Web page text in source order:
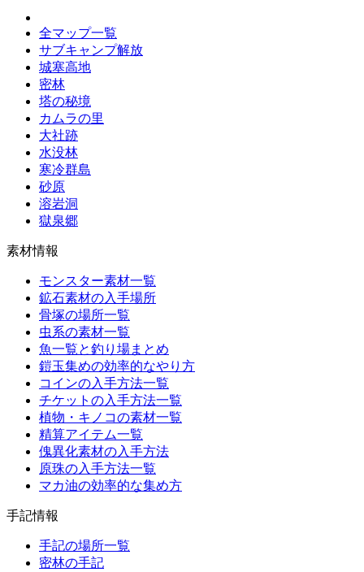
全マップ一覧
サブキャンプ解放
城塞高地
密林
塔の秘境
カムラの里
大社跡
水没林
寒冷群島
砂原
溶岩洞
獄泉郷
素材情報
モンスター素材一覧
鉱石素材の入手場所
骨塚の場所一覧
虫系の素材一覧
魚一覧と釣り場まとめ
鎧玉集めの効率的なやり方
コインの入手方法一覧
チケットの入手方法一覧
植物・キノコの素材一覧
精算アイテム一覧
傀異化素材の入手方法
原珠の入手方法一覧
マカ油の効率的な集め方
手記情報
手記の場所一覧
密林の手記